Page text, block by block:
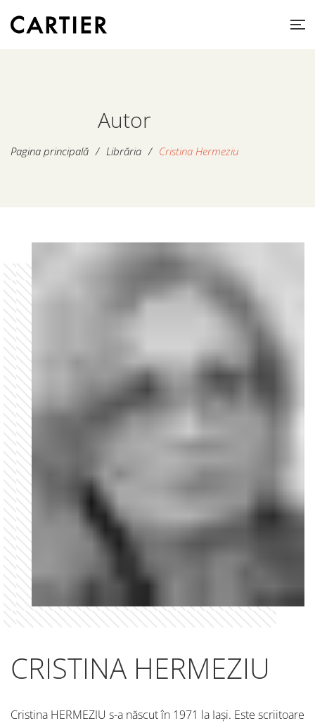
Autor
Pagina principală / Librăria / Cristina Hermeziu
CRISTINA HERMEZIU
Cristina HERMEZIU s-a născut în 1971 la Iași. Este scriitoare